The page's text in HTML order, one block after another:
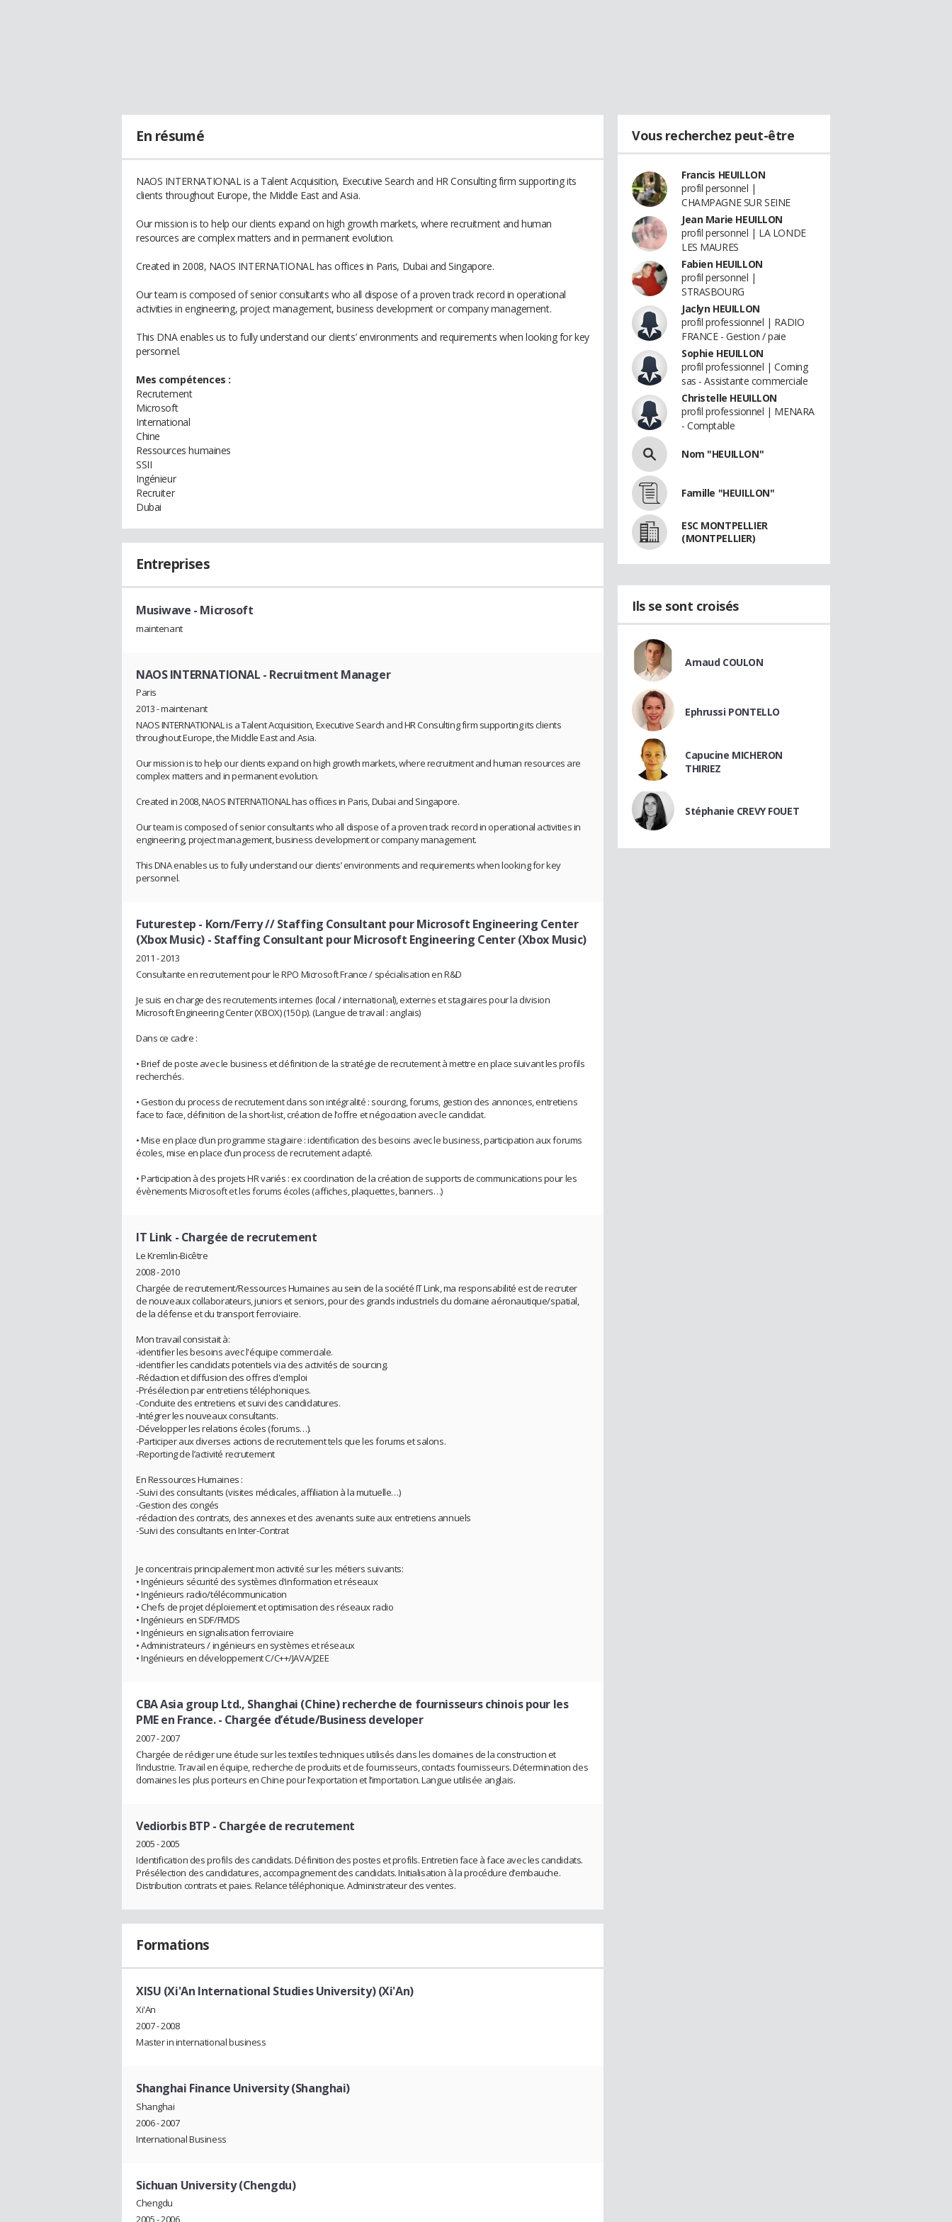
En résumé
NAOS INTERNATIONAL is a Talent Acquisition, Executive Search and HR Consulting firm supporting its
clients throughout Europe, the Middle East and Asia.
Our mission is to help our clients expand on high growth markets, where recruitment and human
resources are complex matters and in permanent evolution.
Created in 2008, NAOS INTERNATIONAL has offices in Paris, Dubai and Singapore.
Our team is composed of senior consultants who all dispose of a proven track record in operational
activities in engineering, project management, business development or company management.
This DNA enables us to fully understand our clients’ environments and requirements when looking for key
personnel.
Mes compétences :
Recrutement
Microsoft
International
Chine
Ressources humaines
SSII
Ingénieur
Recruiter
Dubai
Entreprises
Musiwave - Microsoft
maintenant
NAOS INTERNATIONAL - Recruitment Manager
Paris
2013 - maintenant
NAOS INTERNATIONAL is a Talent Acquisition, Executive Search and HR Consulting firm supporting its clients
throughout Europe, the Middle East and Asia.
Our mission is to help our clients expand on high growth markets, where recruitment and human resources are
complex matters and in permanent evolution.
Created in 2008, NAOS INTERNATIONAL has offices in Paris, Dubai and Singapore.
Our team is composed of senior consultants who all dispose of a proven track record in operational activities in
engineering, project management, business development or company management.
This DNA enables us to fully understand our clients’ environments and requirements when looking for key
personnel.
Futurestep - Korn/Ferry // Staffing Consultant pour Microsoft Engineering Center
(Xbox Music)- Staffing Consultant pour Microsoft Engineering Center (Xbox Music)
2011 - 2013
Consultante en recrutement pour le RPO Microsoft France / spécialisation en R&D
Je suis en charge des recrutements internes (local / international), externes et stagiaires pour la division
Microsoft Engineering Center (XBOX) (150 p). (Langue de travail : anglais)
Dans ce cadre :
• Brief de poste avec le business et définition de la stratégie de recrutement à mettre en place suivant les profils
recherchés.
• Gestion du process de recrutement dans son intégralité : sourcing, forums, gestion des annonces, entretiens
face to face, définition de la short-list, création de l’offre et négociation avec le candidat.
• Mise en place d’un programme stagiaire : identification des besoins avec le business, participation aux forums
écoles, mise en place d’un process de recrutement adapté.
• Participation à des projets HR variés : ex coordination de la création de supports de communications pour les
évènements Microsoft et les forums écoles (affiches, plaquettes, banners…)
IT Link - Chargée de recrutement
Le Kremlin-Bicêtre
2008 - 2010
Chargée de recrutement/Ressources Humaines au sein de la société IT Link, ma responsabilité est de recruter
de nouveaux collaborateurs, juniors et seniors, pour des grands industriels du domaine aéronautique/spatial,
de la défense et du transport ferroviaire.
Mon travail consistait à:
-identifier les besoins avec l'équipe commerciale.
-identifier les candidats potentiels via des activités de sourcing.
-Rédaction et diffusion des offres d'emploi
-Présélection par entretiens téléphoniques.
-Conduite des entretiens et suivi des candidatures.
-Intégrer les nouveaux consultants.
-Développer les relations écoles (forums…).
-Participer aux diverses actions de recrutement tels que les forums et salons.
-Reporting de l’activité recrutement
En Ressources Humaines :
-Suivi des consultants (visites médicales, affiliation à la mutuelle…)
-Gestion des congés
-rédaction des contrats, des annexes et des avenants suite aux entretiens annuels
-Suivi des consultants en Inter-Contrat
Je concentrais principalement mon activité sur les métiers suivants:
• Ingénieurs sécurité des systèmes d’information et réseaux
• Ingénieurs radio/télécommunication
• Chefs de projet déploiement et optimisation des réseaux radio
• Ingénieurs en SDF/FMDS
• Ingénieurs en signalisation ferroviaire
• Administrateurs / ingénieurs en systèmes et réseaux
• Ingénieurs en développement C/C++/JAVA/J2EE
CBA Asia group Ltd., Shanghai (Chine) recherche de fournisseurs chinois pour les
PME en France.- Chargée d’étude/Business developer
2007 - 2007
Chargée de rédiger une étude sur les textiles techniques utilisés dans les domaines de la construction et
l’industrie. Travail en équipe, recherche de produits et de fournisseurs, contacts fournisseurs. Détermination des
domaines les plus porteurs en Chine pour l’exportation et l’importation. Langue utilisée anglais.
Vediorbis BTP - Chargée de recrutement
2005 - 2005
Identification des profils des candidats. Définition des postes et profils. Entretien face à face avec les candidats.
Présélection des candidatures, accompagnement des candidats. Initialisation à la procédure d’embauche.
Distribution contrats et paies. Relance téléphonique. Administrateur des ventes.
Formations
XISU (Xi'An International Studies University) (Xi'An)
Xi'An
2007 - 2008
Master in international business
Shanghai Finance University (Shanghai)
Shanghai
2006 - 2007
International Business
Sichuan University (Chengdu)
Chengdu
2005 - 2006
Vous recherchez peut-être
Francis HEUILLON
profil personnel |
CHAMPAGNE SUR SEINE
Jean Marie HEUILLON
profil personnel | LA LONDE
LES MAURES
Fabien HEUILLON
profil personnel |
STRASBOURG
Jaclyn HEUILLON
profil professionnel | RADIO
FRANCE - Gestion / paie
Sophie HEUILLON
profil professionnel | Corning
sas - Assistante commerciale
Christelle HEUILLON
profil professionnel | MENARA
- Comptable
Nom "HEUILLON"
Famille "HEUILLON"
ESC MONTPELLIER
(MONTPELLIER)
Ils se sont croisés
Arnaud COULON
Ephrussi PONTELLO
Capucine MICHERON
THIRIEZ
Stéphanie CREVY FOUET